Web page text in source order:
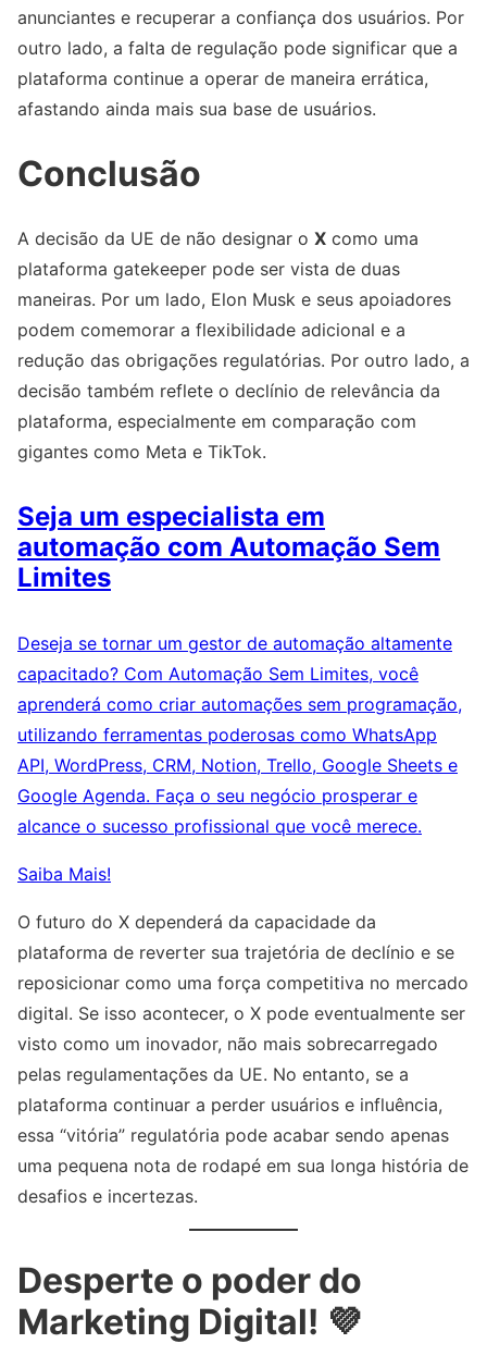
anunciantes e recuperar a confiança dos usuários. Por
outro lado, a falta de regulação pode significar que a
plataforma continue a operar de maneira errática,
afastando ainda mais sua base de usuários.
Conclusão
A decisão da UE de não designar o X como uma
plataforma gatekeeper pode ser vista de duas
maneiras. Por um lado, Elon Musk e seus apoiadores
podem comemorar a flexibilidade adicional e a
redução das obrigações regulatórias. Por outro lado, a
decisão também reflete o declínio de relevância da
plataforma, especialmente em comparação com
gigantes como Meta e TikTok.
Seja um especialista em
automação com Automação Sem
Limites
Deseja se tornar um gestor de automação altamente
capacitado? Com Automação Sem Limites, você
aprenderá como criar automações sem programação,
utilizando ferramentas poderosas como WhatsApp
API, WordPress, CRM, Notion, Trello, Google Sheets e
Google Agenda. Faça o seu negócio prosperar e
alcance o sucesso profissional que você merece.
Saiba Mais!
O futuro do X dependerá da capacidade da
plataforma de reverter sua trajetória de declínio e se
reposicionar como uma força competitiva no mercado
digital. Se isso acontecer, o X pode eventualmente ser
visto como um inovador, não mais sobrecarregado
pelas regulamentações da UE. No entanto, se a
plataforma continuar a perder usuários e influência,
essa “vitória” regulatória pode acabar sendo apenas
uma pequena nota de rodapé em sua longa história de
desafios e incertezas.
Desperte o poder do
Marketing Digital! 💜